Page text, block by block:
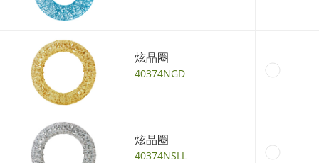
炫晶圈
40374NGD
炫晶圈
40374NSLL